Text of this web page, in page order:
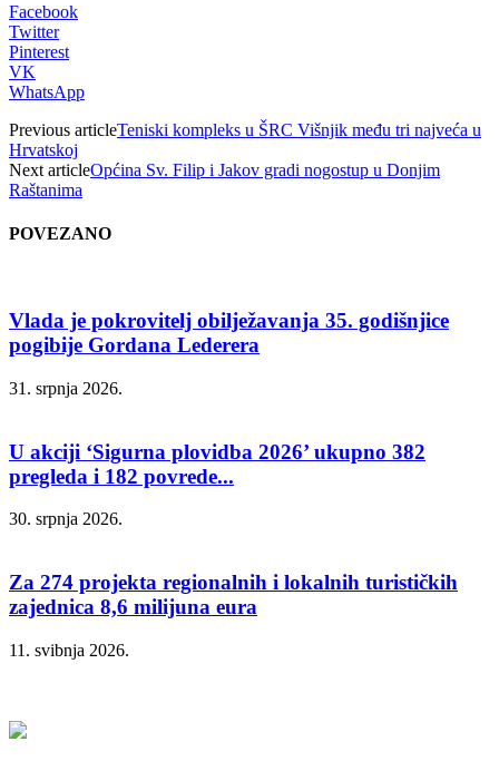
Facebook
Twitter
Pinterest
VK
WhatsApp
Previous articleTeniski kompleks u ŠRC Višnjik među tri najveća u
Hrvatskoj
Next articleOpćina Sv. Filip i Jakov gradi nogostup u Donjim
Raštanima
POVEZANO
Vlada je pokrovitelj obilježavanja 35. godišnjice
pogibije Gordana Lederera
31. srpnja 2026.
U akciji ‘Sigurna plovidba 2026’ ukupno 382
pregleda i 182 povrede...
30. srpnja 2026.
Za 274 projekta regionalnih i lokalnih turističkih
zajednica 8,6 milijuna eura
11. svibnja 2026.